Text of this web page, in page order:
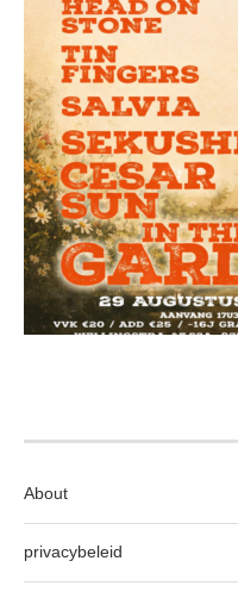
About
privacybeleid